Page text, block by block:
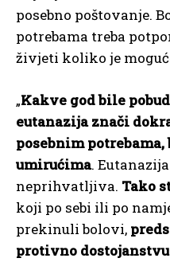
posebno poštovanje.
potrebama treba
živjeti koliko je
„Kakve god bile
eutanazija znači
posebnim
umirućima.
neprihvatljiva. Tako
koji po sebi ili po
prekinuli bolovi,
protivno